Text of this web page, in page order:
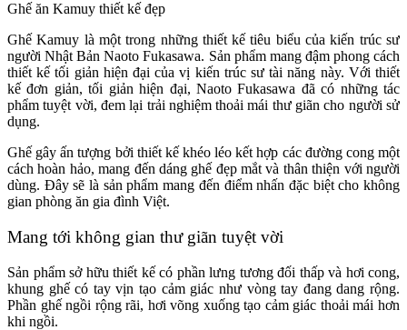
Ghế ăn Kamuy thiết kế đẹp
Ghế Kamuy là một trong những thiết kế tiêu biểu của kiến trúc sư
người Nhật BảnNaoto Fukasawa. Sản phẩm mang đậm phong cách
thiết kế tối giản hiện đại của vị kiến trúc sư tài năng này. Với thiết
kế đơn giản, tối giản hiện đại, Naoto Fukasawa đã có những tác
phẩm tuyệt vời, đem lại trải nghiệm thoải mái thư giãn cho người sử
dụng.
Ghế gây ấn tượng bởi thiết kế khéo léo kết hợp các đường cong một
cách hoàn hảo, mang đến dáng ghế đẹp mắt và thân thiện với người
dùng. Đây sẽ là sản phẩm mang đến điểm nhấn đặc biệt cho không
gian phòng ăn gia đình Việt.
Mang tới không gian thư giãn tuyệt vời
Sản phẩm sở hữu thiết kế có phần lưng tương đối thấp và hơi cong,
khung ghế có tay vịn tạo cảm giác như vòng tay đang dang rộng.
Phần ghế ngồi rộng rãi, hơi võng xuống tạo cảm giác thoải mái hơn
khi ngồi.